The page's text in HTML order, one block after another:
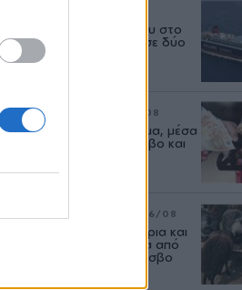
Δεύτερη εμπλοκή κάβου στο
«Νήσος Ρόδος» μέσα σε δύο
μήνες
ΡΕΠΟΡΤΑΖ 07/08
Φωτιά πήραν τα καυσιμα, μέσα
στον Αύγουστο σε Λέσβο και
06/08
Ανασταίνονται... μοσχάρια και
πρόβατα κάνουν βόλτα από
στάνη σε στάνη στη Λέσβο